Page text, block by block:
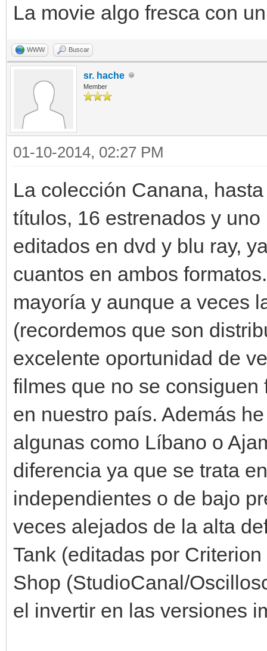
La movie algo fresca con
WWW Buscar
sr. hache
Member
01-10-2014, 02:27 PM
La colección Canana,
títulos, 16 estrenados y
editados en dvd y blu ray,
cuantos en ambos
mayoría y aunque a veces
(recordemos que son
excelente oportunidad de
filmes que no se
en nuestro país. Además
algunas como Líbano o
diferencia ya que se trata
independientes o de bajo
veces alejados de la alta
Tank (editadas por
Shop (StudioCanal/
el invertir en las versiones